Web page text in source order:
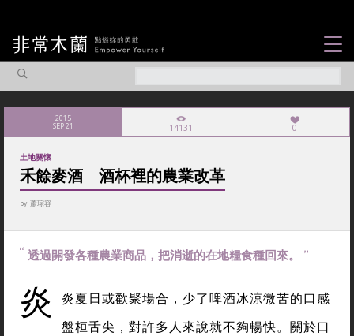
觀點專欄
焦點企劃
社會企業
2015
SEP 21 14131 0
土地關懷
禾餘麥酒 酒杯裡的農業改革
by 蕭琮容
透過開發各種農業商品，把消逝的在地糧食種回來。
炎
炎夏日或歡聚場合，少了啤酒冰涼微苦的口感
盤桓舌尖，對許多人來說就不夠暢快。關於口